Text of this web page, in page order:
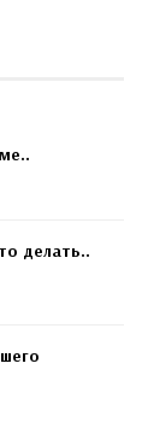
делать..